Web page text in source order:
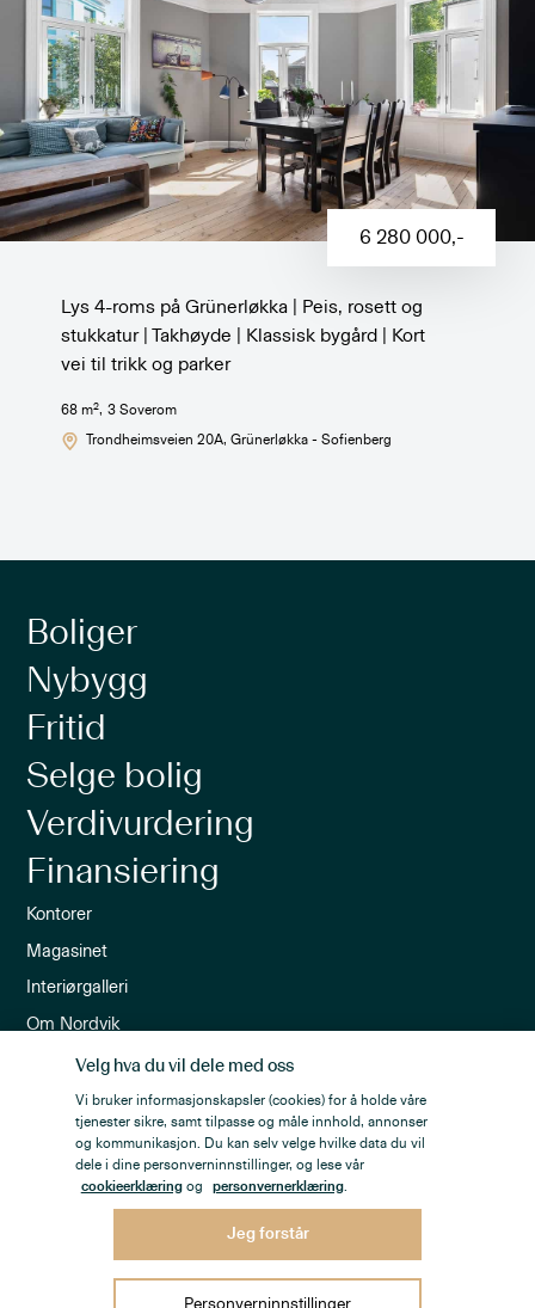
6 280 000,-
Lys 4-roms på Grünerløkka | Peis, rosett og
stukkatur | Takhøyde | Klassisk bygård | Kort
vei til trikk og parker
68 m2, 3Soverom
Trondheimsveien 20A, Grünerløkka - Sofienberg
Boliger
Nybygg
Fritid
Selge bolig
Verdivurdering
Finansiering
Kontorer
Magasinet
Interiørgalleri
Om Nordvik
Ledige stillinger
Nordvik-appen
Nyhetsbrev
Velg hva du vil dele med oss
Vi bruker informasjonskapsler (cookies) for å holde våre
tjenester sikre, samt tilpasse og måle innhold, annonser
og kommunikasjon. Du kan selv velge hvilke data du vil
dele i dine personverninnstillinger, og lese vår
cookieerklæringog personvernerklæring.
Jeg forstår
Personverninnstillinger